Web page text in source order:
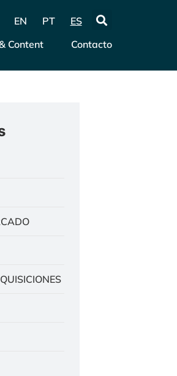
EN PT
ES
Content Contacto